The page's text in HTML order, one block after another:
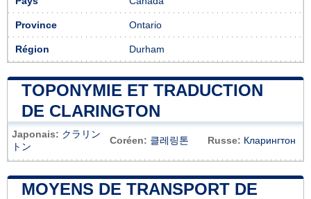
Province Ontario
Région Durham
TOPONYMIE ET TRADUCTION
DE CLARINGTON
Japonais: クラリン
トン
Coréen: 클레링톤 Russe: Кларингтон
MOYENS DE TRANSPORT DE